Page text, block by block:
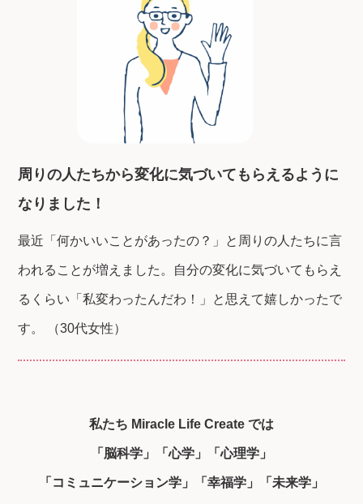
周りの人たちから変化に気づいてもらえるように
なりました！
最近「何かいいことがあったの？」と周りの人たちに言
われることが増えました。自分の変化に気づいてもらえ
るくらい「私変わったんだわ！」と思えて嬉しかったで
す。 （30代女性）
私たち Miracle Life Create では
「脳科学」「心学」「心理学」
「コミュニケーション学」「幸福学」「未来学」